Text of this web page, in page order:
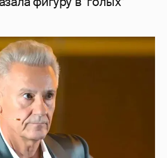
Олег Меньшиков
неэффективные
в России